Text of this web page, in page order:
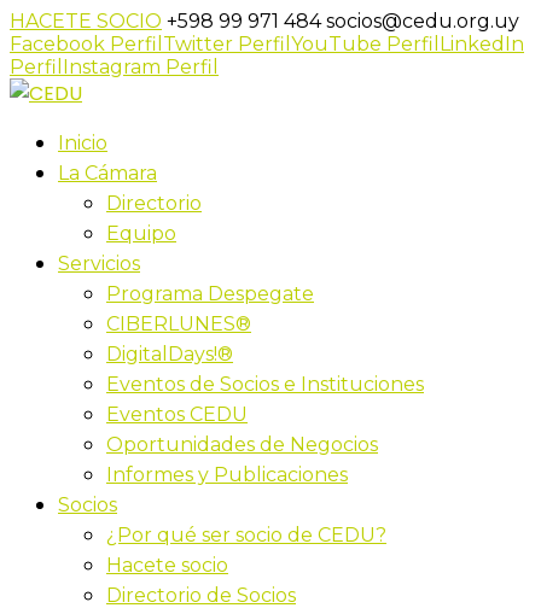
HACETE SOCIO +598 99 971 484socios@cedu.org.uy
Facebook Perfil Twitter Perfil YouTube Perfil LinkedIn
Perfil Instagram Perfil
Inicio
La Cámara
Directorio
Equipo
Servicios
Programa Despegate
CIBERLUNES®
DigitalDays!®
Eventos de Socios e Instituciones
Eventos CEDU
Oportunidades de Negocios
Informes y Publicaciones
Socios
¿Por qué ser socio de CEDU?
Hacete socio
Directorio de Socios